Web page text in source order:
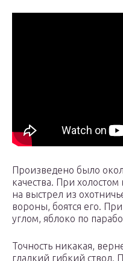
Произведено было
качества. При
на выстрел из
вороны, боятся его.
углом, яблоко по
Точность никакая,
гладкий гибкий ствол.